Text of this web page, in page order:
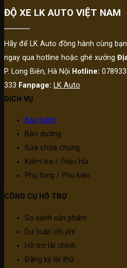
ĐỘ XE LK AUTO VIỆT NAM
Hãy để LK Auto đồng hành cùng
ngay qua hotline hoặc ghé xưởng
P. Long Biên, Hà Nội Hotline:
333 Fanpage: LK Auto
DỊCH VỤ
Bảo hành
Bảo dưỡng
Sửa chữa chung
Kiểm tra / Triệu hồi
Phụ tùng / Phụ kiện
CÔNG CỤ HỖ TRỢ
So sánh sản phẩm
Dự toán chi phí
Hỗ trợ tài chính
Đăng ký lái thử